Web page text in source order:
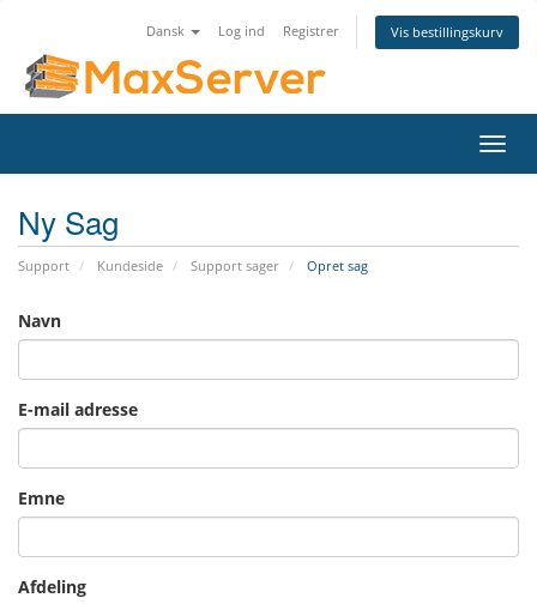
Dansk Log ind Registrer Vis bestillingskurv
Skift
Ny Sag
Support Kundeside Support sager Opret sag
Navn
E-mail adresse
Emne
Afdeling